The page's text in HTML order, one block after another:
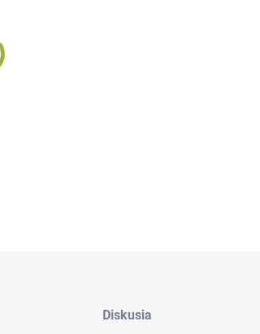
Prírodná bentonitová podstielka - hrudkujúca
Diskusia